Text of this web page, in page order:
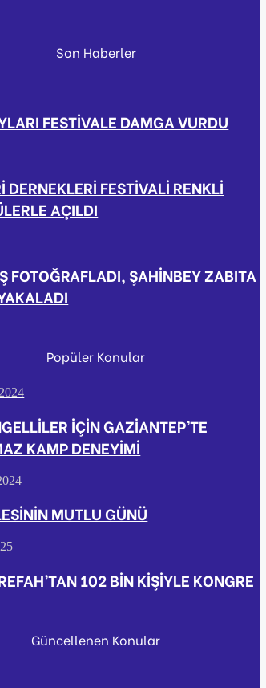
Son Haberler
FESTİVALE DAMGA VURDU
DERNEKLERİ FESTİVALİ RENKLİ
AÇILDI
FOTOĞRAFLADI, ŞAHİNBEY ZABITA
Popüler Konular
İÇİN GAZİANTEP’TE
KAMP DENEYİMİ
MUTLU GÜNÜ
102 BİN KİŞİYLE KONGRE
Güncellenen Konular